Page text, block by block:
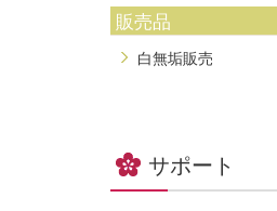
販売品
白無垢販売
サポート